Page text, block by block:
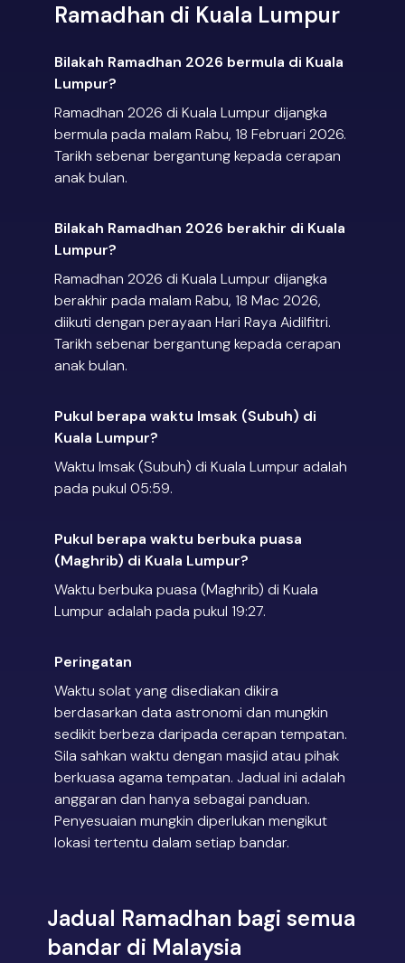
Ramadhan di Kuala Lumpur
Bilakah Ramadhan 2026 bermula di Kuala
Lumpur?
Ramadhan 2026 di Kuala Lumpur dijangka
bermula pada malam Rabu, 18 Februari 2026.
Tarikh sebenar bergantung kepada cerapan
anak bulan.
Bilakah Ramadhan 2026 berakhir di Kuala
Lumpur?
Ramadhan 2026 di Kuala Lumpur dijangka
berakhir pada malam Rabu, 18 Mac 2026,
diikuti dengan perayaan Hari Raya Aidilfitri.
Tarikh sebenar bergantung kepada cerapan
anak bulan.
Pukul berapa waktu Imsak (Subuh) di
Kuala Lumpur?
Waktu Imsak (Subuh) di Kuala Lumpur adalah
pada pukul 05:59.
Pukul berapa waktu berbuka puasa
(Maghrib) di Kuala Lumpur?
Waktu berbuka puasa (Maghrib) di Kuala
Lumpur adalah pada pukul 19:27.
Peringatan
Waktu solat yang disediakan dikira
berdasarkan data astronomi dan mungkin
sedikit berbeza daripada cerapan tempatan.
Sila sahkan waktu dengan masjid atau pihak
berkuasa agama tempatan. Jadual ini adalah
anggaran dan hanya sebagai panduan.
Penyesuaian mungkin diperlukan mengikut
lokasi tertentu dalam setiap bandar.
Jadual Ramadhan bagi semua
bandar di Malaysia